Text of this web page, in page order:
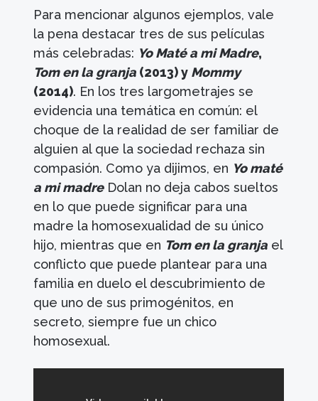
Para mencionar algunos ejemplos, vale
la pena destacar tres de sus películas
más celebradas: Yo Maté a mi Madre,
Tom en la granja (2013) y Mommy
(2014). En los tres largometrajes se
evidencia una temática en común: el
choque de la realidad de ser familiar de
alguien al que la sociedad rechaza sin
compasión. Como ya dijimos, en Yo maté
a mi madreDolan no deja cabos sueltos
en lo que puede significar para una
madre la homosexualidad de su único
hijo, mientras que en Tom en la granja el
conflicto que puede plantear para una
familia en duelo el descubrimiento de
que uno de sus primogénitos, en
secreto, siempre fue un chico
homosexual.